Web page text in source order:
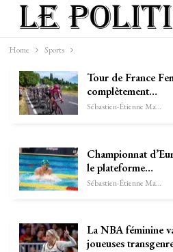
Home Sports
Tour de France
complètement…
Sébastien-Étienne Marechal
Championnat
le plateforme…
Sébastien-Étienne Marechal
La NBA féminine
joueuses